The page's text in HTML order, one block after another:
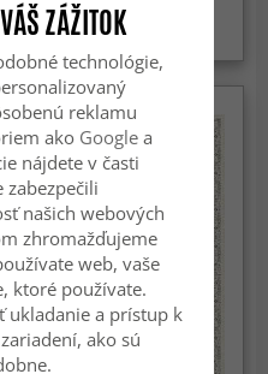
59.99 €
ZÁŽITOK
technológie,
reklamu
ako Googlea
nájdete v časti
zabezpečili
našich webových
zhromažďujeme
web, vaše
ktoré používate.
ukladanie a prístup k
ako sú